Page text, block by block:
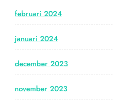
februari 2024
januari 2024
december 2023
november 2023